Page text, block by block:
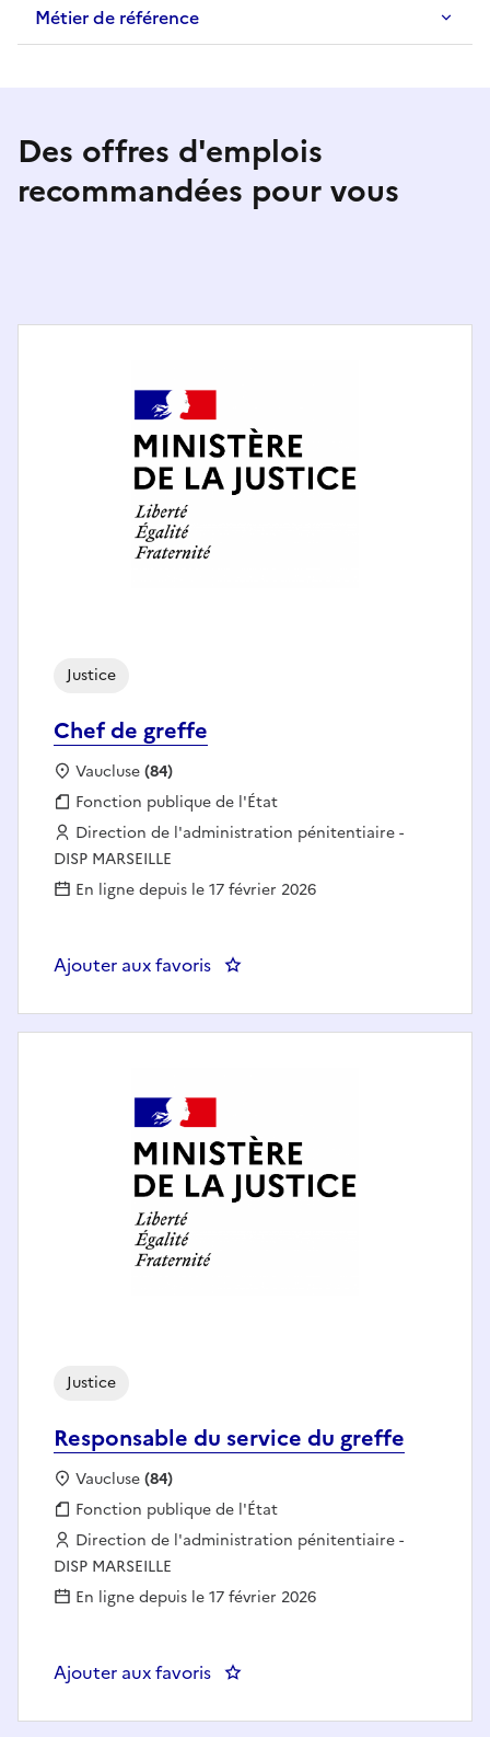
Métier de référence
Des offres d'emplois
recommandées pour vous
Chef de greffe
Justice
Localisation :
Vaucluse(84)
Fonction publique :
Fonction publique de l'État
Employeur :
Direction de l'administration pénitentiaire -
DISP MARSEILLE
En ligne depuis le 17 février 2026
Ajouter aux favoris : Chef de greffe
Responsable du service du greffe
Justice
Localisation :
Vaucluse(84)
Fonction publique :
Fonction publique de l'État
Employeur :
Direction de l'administration pénitentiaire -
DISP MARSEILLE
En ligne depuis le 17 février 2026
Ajouter aux favoris : Responsable du service du